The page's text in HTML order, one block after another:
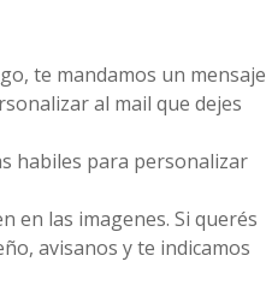
te mandamos un mensaje
al mail que dejes
habiles para personalizar
en las imagenes. Si querés
avisanos y te indicamos